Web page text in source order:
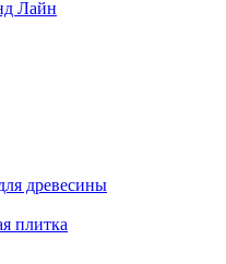
Лайн
древесины
плитка